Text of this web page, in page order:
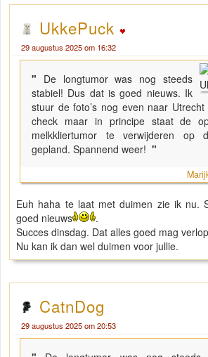
UkkePuck
29 augustus 2025 om 16:32
" De longtumor was nog steeds
stabiel! Dus dat is goed nieuws. Ik
stuur de foto’s nog even naar
check maar in principe staat de
melkkliertumor te verwijderen op
gepland. Spannend weer! "
Euh haha te laat met duimen zie ik nu.
goed nieuws
.
Succes dinsdag. Dat alles goed mag
Nu kan ik dan wel duimen voor jullie.
CatnDog
29 augustus 2025 om 20:53